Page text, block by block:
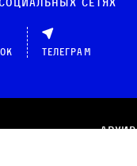
Телеграм
Архив